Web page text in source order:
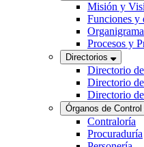
Misión y
Funciones y
Organigrama
Procesos y
Directorios
Directorio
Directorio
Directorio
Órganos de Control
Contraloría
Procuraduría